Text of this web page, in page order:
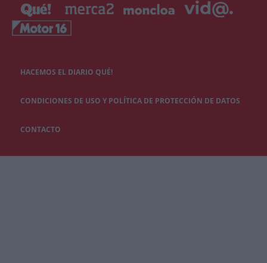
HACEMOS EL DIARIO QUÉ!
CONDICIONES DE USO Y POLÍTICA DE PROTECCIÓN DE DATOS
CONTACTO